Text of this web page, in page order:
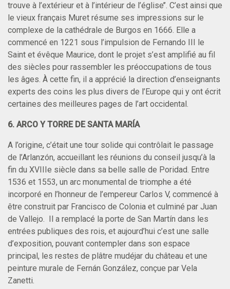
trouve à l’extérieur et à l’intérieur de l’église’’. C’est ainsi que
le vieux français Muret résume ses impressions sur le
complexe de la cathédrale de Burgos en 1666. Elle a
commencé en 1221 sous l’impulsion de Fernando III le
Saint et évêque Maurice, dont le projet s’est amplifié au fil
des siècles pour rassembler les préoccupations de tous
les âges. À cette fin, il a apprécié la direction d’enseignants
experts des coins les plus divers de l’Europe qui y ont écrit
certaines des meilleures pages de l’art occidental.
6. ARCO Y TORRE DE SANTA MARÍA
A l’origine, c’était une tour solide qui contrôlait le passage
de l’Arlanzón, accueillant les réunions du conseil jusqu’à la
fin du XVIIIe siècle dans sa belle salle de Poridad. Entre
1536 et 1553, un arc monumental de triomphe a été
incorporé en l’honneur de l’empereur Carlos V, commencé à
être construit par Francisco de Colonia et culminé par Juan
de Vallejo. Il a remplacé la porte de San Martín dans les
entrées publiques des rois, et aujourd’hui c’est une salle
d’exposition, pouvant contempler dans son espace
principal, les restes de plâtre mudéjar du château et une
peinture murale de Fernán González, conçue par Vela
Zanetti.